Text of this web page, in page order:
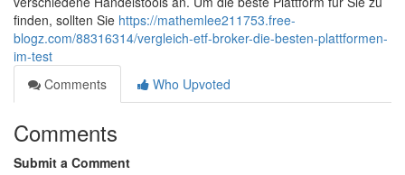
finden, sollten Sie https://mathemlee211753.free-
blogz.com/88316314/vergleich-etf-broker-die-besten-plattformen-
im-test
Comments
Who Upvoted
Comments
Submit a Comment